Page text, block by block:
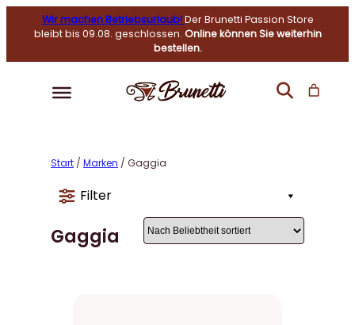
Wir machen Betriebsurlaub!Der Brunetti Passion Store
bleibt bis 09.08. geschlossen. Online können Sie weiterhin
bestellen.
Start / Marken / Gaggia
Filter
Gaggia